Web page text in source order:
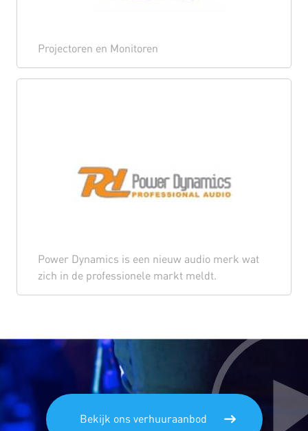
Projectoren en Monitoren
Power Dynamics is een nieuw audio merk wat
zich in de professionele markt meldt.
Bekijk ons verhuuraanbod